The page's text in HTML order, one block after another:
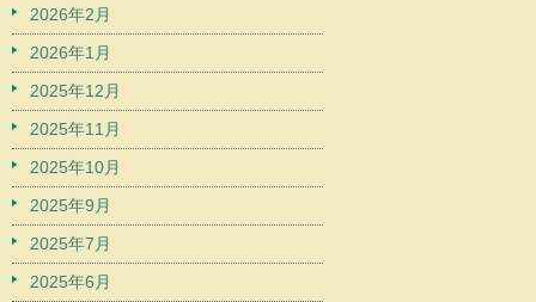
2026年2月
2026年1月
2025年12月
2025年11月
2025年10月
2025年9月
2025年7月
2025年6月